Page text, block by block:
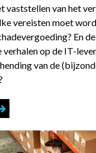
vaststellen van het
vereisten moet
En
verhalen op de IT-
van de